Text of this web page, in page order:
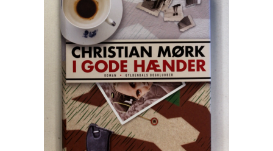
Erhverv
Europa
Fantasy / Sciencefiction
Filosofi
Håndarbejde
Håndværk